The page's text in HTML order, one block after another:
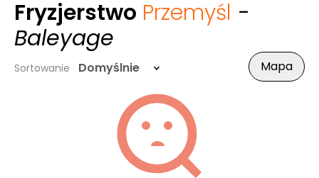
Fryzjerstwo Przemyśl -
Baleyage
Sortowanie Domyślnie Mapa